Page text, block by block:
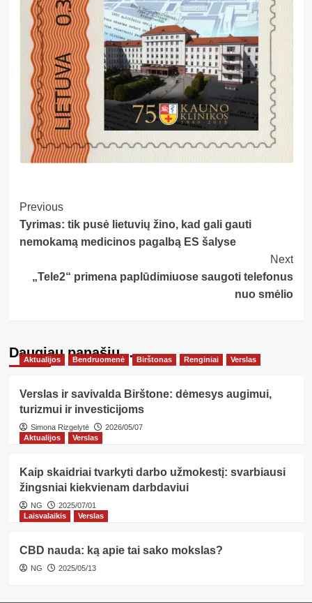
Post
Navigation
Previous
Tyrimas: tik pusė lietuvių žino, kad gali gauti
nemokamą medicinos pagalbą ES šalyse
Next
„Tele2“ primena paplūdimiuose saugoti telefonus
nuo smėlio
Daugiau panašių…
Aktualijos Bendruomenė Birštonas Renginiai Verslas
Verslas ir savivalda Birštone: dėmesys augimui,
turizmui ir investicijoms
Simona Rizgelytė
2026/05/07
Aktualijos
Verslas
Kaip skaidriai tvarkyti darbo užmokestį: svarbiausi
žingsniai kiekvienam darbdaviui
NG
2025/07/01
Laisvalaikis
Verslas
CBD nauda: ką apie tai sako mokslas?
NG 2025/05/13